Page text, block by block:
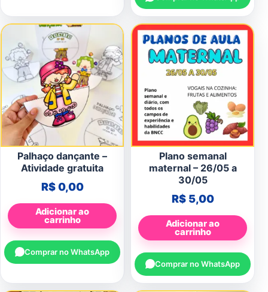
Palhaço dançante –
Atividade gratuita
R$0,00
Adicionar ao
carrinho
Comprar no WhatsApp
Plano semanal
maternal – 26/05 a
30/05
R$5,00
Adicionar ao
carrinho
Comprar no WhatsApp